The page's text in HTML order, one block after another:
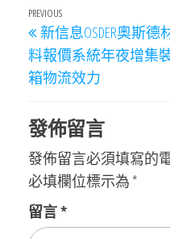
文
章
導
Previous
Post
PREVIOUS
新信息OSDER奧斯德
料報價系統年夜增集
箱物流效力
發佈留言
發佈留言必須填寫的
必填欄位標示為 *
留言*